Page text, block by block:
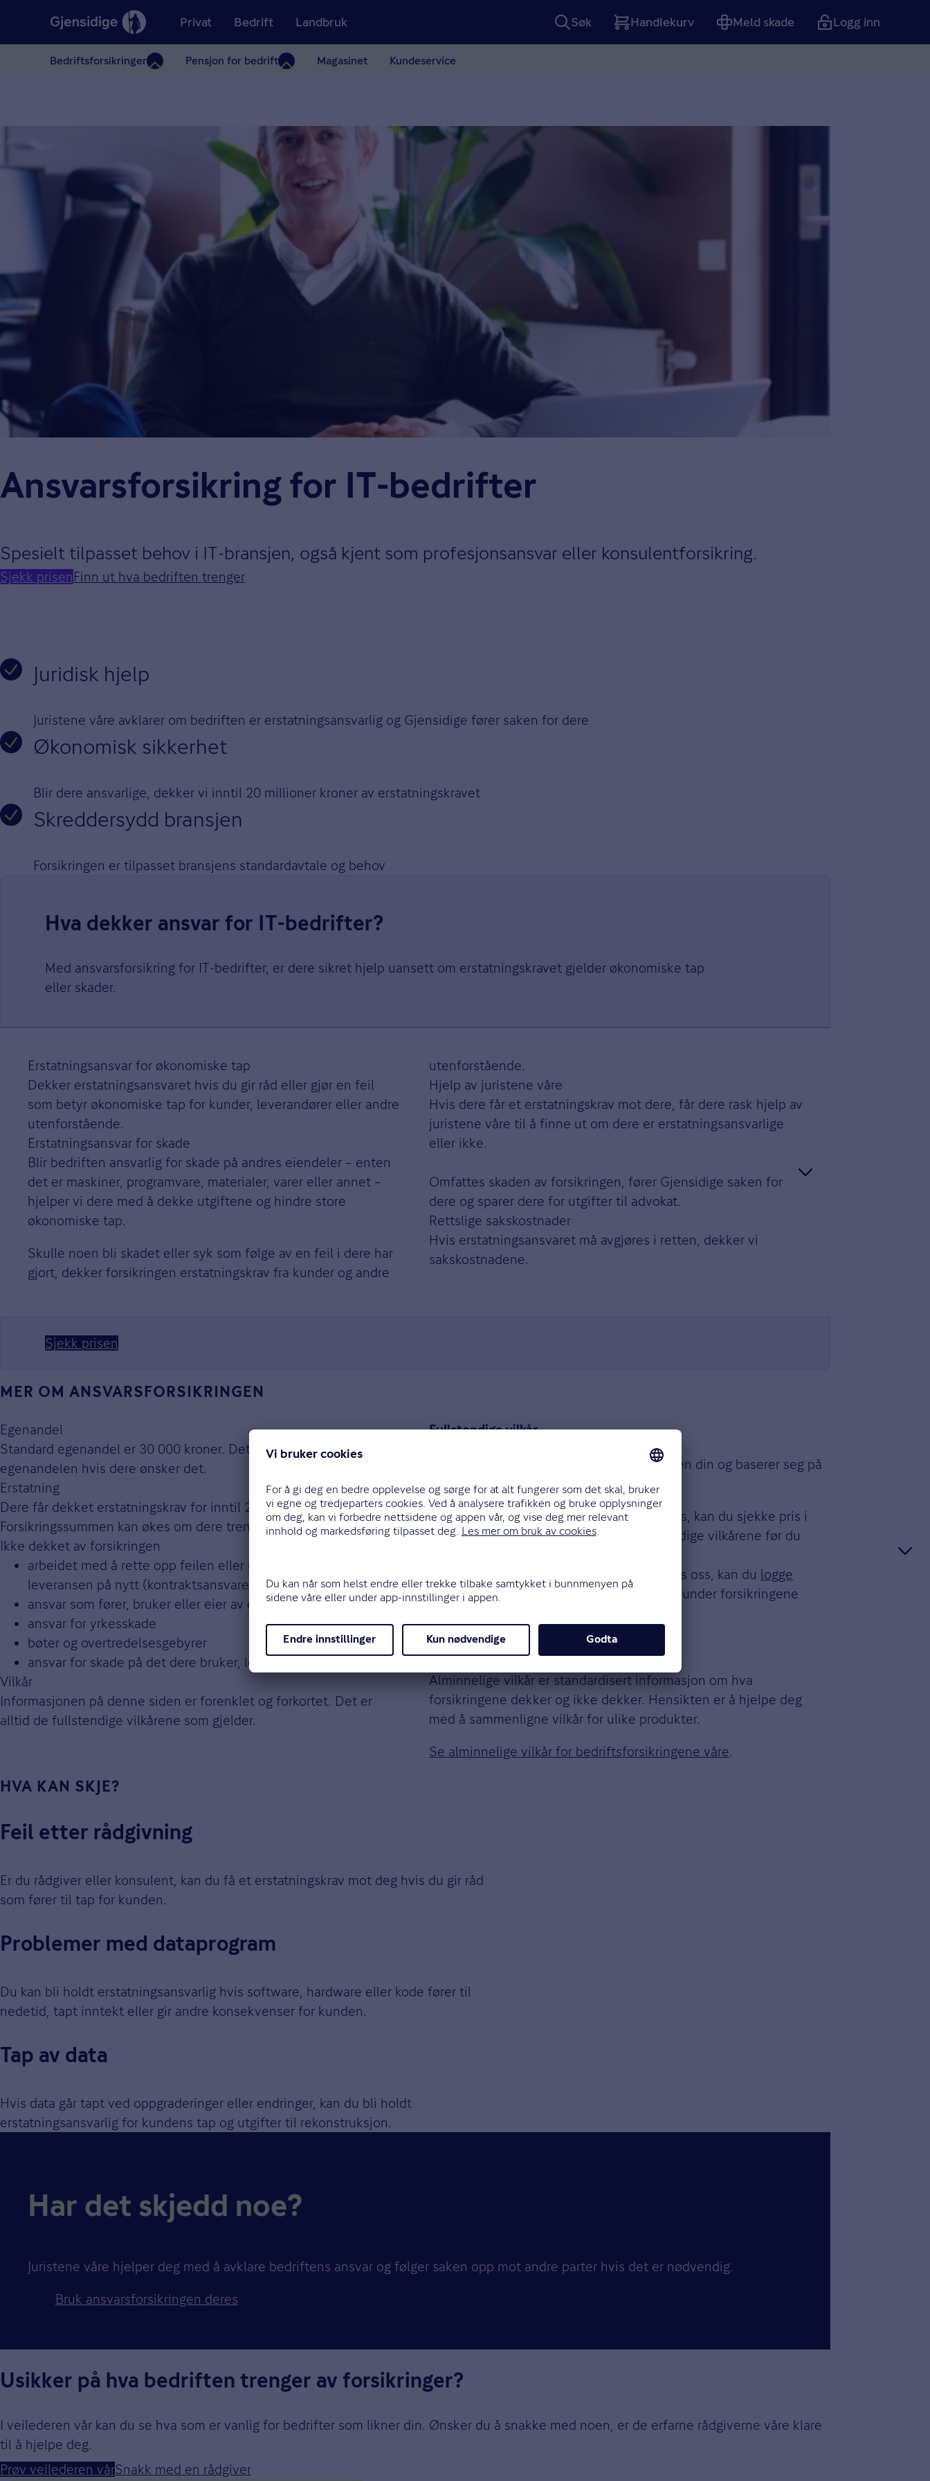
Privat Bedrift
Bedriftsforsikringer Pensjon for bedrift Magasinet Kundeservice
Landbruk Søk
Handlekurv
Meld skade Logg inn
Ansvars­forsikring for IT-bedrifter
Spesielt tilpasset behov i IT-bransjen, også kjent som profesjonsansvar eller konsulentforsikring.
Sjekk prisenFinn ut hva bedriften trenger
Juridisk hjelp
Juristene våre avklarer om bedriften er erstatningsansvarlig og Gjensidige fører saken for dere
Økonomisk sikkerhet
Blir dere ansvarlige, dekker vi inntil 20 millioner kroner av erstatningskravet
Skreddersydd bransjen
Forsikringen er tilpasset bransjens standardavtale og behov
Hva dekker ansvar for IT-bedrifter?
Med ansvarsforsikring for IT-bedrifter, er dere sikret hjelp uansett om erstatningskravet gjelder økonomiske tap
eller skader.
Erstatningsansvar for økonomiske tap
Dekker erstatningsansvaret hvis du gir råd eller gjør en feil
som betyr økonomiske tap for kunder, leverandører eller andre
utenforstående.
Erstatningsansvar for skade
Blir bedriften ansvarlig for skade på andres eiendeler – enten
det er maskiner, programvare, materialer, varer eller annet –
hjelper vi dere med å dekke utgiftene og hindre store
økonomiske tap.
Skulle noen bli skadet eller syk som følge av en feil i dere har
gjort, dekker forsikringen erstatningskrav fra kunder og andre
utenforstående.
Hjelp av juristene våre
Hvis dere får et erstatningskrav mot dere, får dere rask hjelp av
juristene våre til å finne ut om dere er erstatningsansvarlige
eller ikke.
Omfattes skaden av forsikringen, fører Gjensidige saken for
dere og sparer dere for utgifter til advokat.
Rettslige sakskostnader
Hvis erstatningsansvaret må avgjøres i retten, dekker vi
sakskostnadene.
Sjekk prisen
MER OM ANSVARS­FORSIKRINGEN
Egenandel
Standard egenandel er 30 000 kroner. Det er mulig å endre
egenandelen hvis dere ønsker det.
Erstatning
Dere får dekket erstatningskrav for inntil 20 millioner kroner.
Forsikringssummen kan økes om dere trenger bedre beskyttelse.
Ikke dekket av forsikringen
arbeidet med å rette opp feilen eller utføre den avtalte
leveransen på nytt (kontraktsansvaret)
ansvar som fører, bruker eller eier av et kjøretøy
ansvar for yrkesskade
bøter og overtredelsesgebyrer
ansvar for skade på det dere bruker, leier eller låner
Vilkår
Informasjonen på denne siden er forenklet og forkortet. Det er
alltid de fullstendige vilkårene som gjelder.
Fullstendige vilkår
Fullstendige vilkår er tilpasset virksomheten din og baserer seg på
informasjon du oppgir i forkant av kjøpet.
Hvis bedriften ikke er forsikret hos oss, kan du sjekke pris i
nettbutikken og laste ned de fullstendige vilkårene før du
Hvis bedriften allerede er forsikret hos oss, kan du logge
innog finne de fullstendige vilkårene under forsikringene
Alminnelige vilkår
Alminnelige vilkår er standardisert informasjon om hva
forsikringene dekker og ikke dekker. Hensikten er å hjelpe deg
med å sammenligne vilkår for ulike produkter.
Se alminnelige vilkår for bedriftsforsikringene våre.
HVA KAN SKJE?
Feil etter rådgivning
Er du rådgiver eller konsulent, kan du få et erstatningskrav mot deg hvis du gir råd
som fører til tap for kunden.
Problemer med dataprogram
Du kan bli holdt erstatningsansvarlig hvis software, hardware eller kode fører til
nedetid, tapt inntekt eller gir andre konsekvenser for kunden.
Tap av data
Hvis data går tapt ved oppgraderinger eller endringer, kan du bli holdt
erstatningsansvarlig for kundens tap og utgifter til rekonstruksjon.
Har det skjedd noe?
Juristene våre hjelper deg med å avklare bedriftens ansvar og følger saken opp mot andre parter hvis det er nødvendig.
Bruk ansvarsforsikringen deres
Usikker på hva bedriften trenger av forsikringer?
I veilederen vår kan du se hva som er vanlig for bedrifter som likner din. Ønsker du å snakke med noen, er de erfarne rådgiverne våre klare
til å hjelpe deg.
Prøv veilederen vårSnakk med en rådgiver